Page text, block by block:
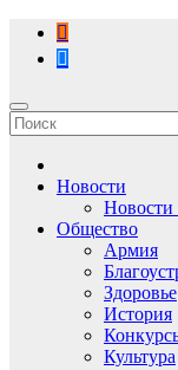
Перейти
содержимому
Новости
Новости
Общество
Армия
Здоровье
История
Культура